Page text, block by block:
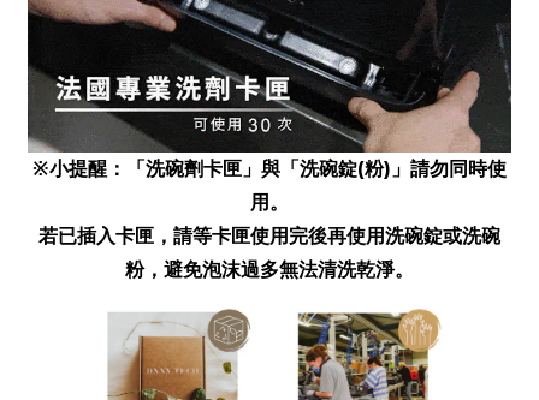
※小提醒：「洗碗劑卡匣」與「洗碗錠(粉) 」請勿同時使
用。
若已插入卡匣，請等卡匣使用完後再使用洗碗錠或洗碗
粉，避免泡沫過多無法清洗乾淨。